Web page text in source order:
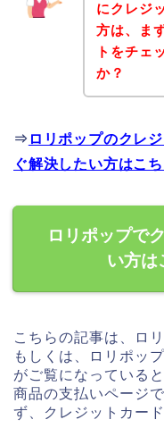
にクレジ
方は、ま
トをチェ
か？
⇒ ロリポップのクレ
ぐ解決したい方はこち
ロリポップで
い方は
こちらの記事は、ロ
もしくは、ロリポッ
がご覧になっている
商品の支払いページ
ず、クレジットカー